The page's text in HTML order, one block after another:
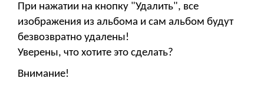
При нажатии на кнопку "Удалить", все
изображения из альбома и сам альбом будут
безвозвратно удалены!
Уверены, что хотите это сделать?
Внимание!